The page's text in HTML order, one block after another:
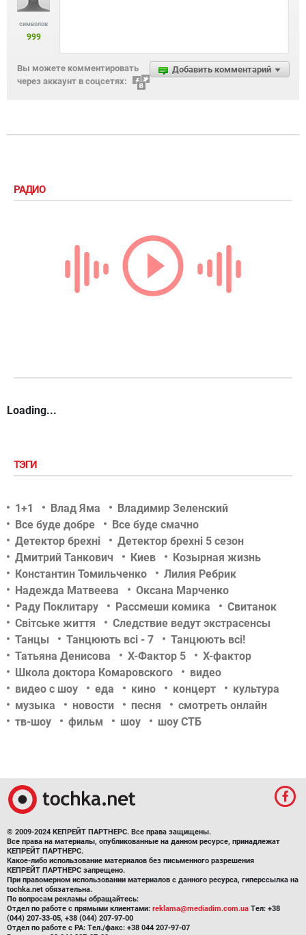
символов
999
Добавить комментарий
Вы можете комментировать
через аккаунт в соцсетях:
РАДИО
Loading...
ТЭГИ
1+1 Влад Яма
Владимир Зеленский
Все буде добре
Все буде смачно
Детектор брехні
Детектор брехні 5 сезон
Дмитрий Танкович
Киев
Козырная жизнь
Константин Томильченко
Лилия Ребрик
Надежда Матвеева
Оксана Марченко
Раду Поклитару
Рассмеши комика
Свитанок
Світське життя
Следствие ведут экстрасенсы
Танцы
Танцюють всі - 7
Танцюють всі!
Татьяна Денисова
Х-Фактор 5
Х-фактор
Школа доктора Комаровского
видео
видео с шоу
еда кино концерт
культура
музыка
новости песня
смотреть онлайн
тв-шоу
фильм шоу шоу СТБ
© 2009-2024 КЕПРЕЙТ ПАРТНЕРС. Все права защищены.
Все права на материалы, опубликованные на данном ресурсе, принадлежат
КЕПРЕЙТ ПАРТНЕРС.
Какое-либо использование материалов без письменного разрешения
КЕПРЕЙТ ПАРТНЕРС запрещено.
При правомерном использовании материалов с данного ресурса, гиперссылка на
tochka.net обязательна.
По вопросам рекламы обращайтесь:
Отдел по работе с прямыми клиентами: reklama@mediadim.com.ua Тел: +38
(044) 207-33-05, +38 (044) 207-97-00
Отдел по работе с РА: Тел./факс: +38 044 207-97-07